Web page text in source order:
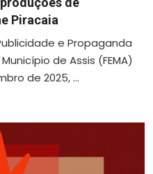
Piracaia
e Propaganda
de Assis (FEMA)
de 2025, ...